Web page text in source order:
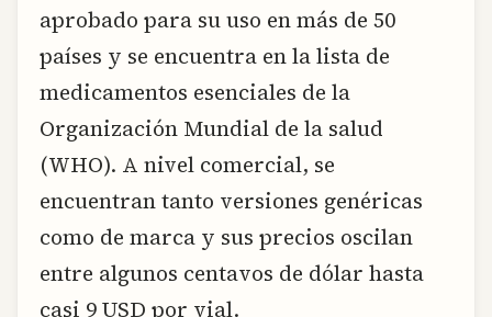
aprobado para su uso en más de 50
países y se encuentra en la lista de
medicamentos esenciales de la
Organización Mundial de la salud
(WHO). A nivel comercial, se
encuentran tanto versiones genéricas
como de marca y sus precios oscilan
entre algunos centavos de dólar hasta
casi 9 USD por vial.